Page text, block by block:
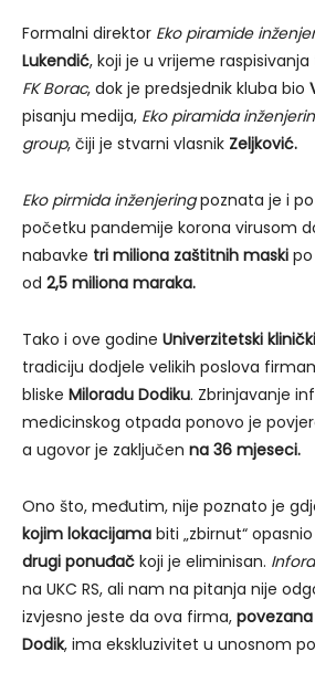
Formalni direktor Eko piramide
Lukendić, koji je u vrijeme
FK Borac, dok je predsjednik kluba bio
pisanju medija, Eko piramida
group, čiji je stvarni vlasnik Zeljković.
Eko pirmida inženjeringpoznata je i
početku pandemije korona virusom
nabavke tri miliona zaštitnih maski
od 2,5 miliona maraka.
Tako i ove godine Univerzitetski
tradiciju dodjele velikih poslova
bliske Miloradu Dodiku. Zbrinjavanje
medicinskog otpada ponovo je
a ugovor je zaključen na 36 mjeseci.
Ono što, međutim, nije poznato je
kojim lokacijama biti „zbirnut“
drugi ponuđač koji je eliminisan.
na UKC RS, ali nam na pitanja nije
izvjesno jeste da ova firma,
Dodik, ima ekskluzivitet u unosnom